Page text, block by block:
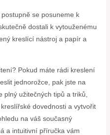
se posuneme k
dostali k vytouženému
kreslící nástroj a papír a
Pokud máte rádi kreslení
jednorožce, pak jste na
užitečných tipů a triků,
dovednosti a vytvořit
na váš současný
a intuitivní příručka vám